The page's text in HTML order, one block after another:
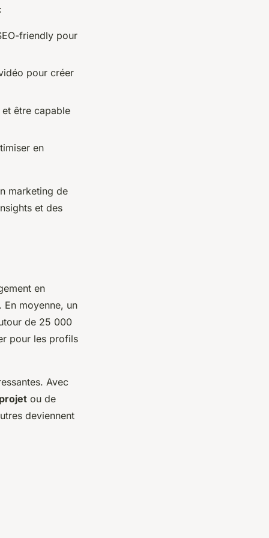
friendly pour
pour créer
et être capable
en
marketing de
et des
en
moyenne, un
de 25 000
pour les profils
Avec
ou de
deviennent